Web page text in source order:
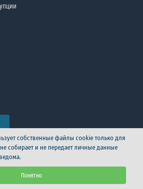
судоходства, 2026
Логотип
собственные файлы cookie только для
собирает и не передает личные данные
Понятно